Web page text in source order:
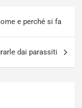
e perché si fa
dai parassiti